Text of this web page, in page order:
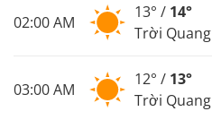
02:00 AM
13° / 14°
Trời Quang
03:00 AM
12° / 13°
Trời Quang